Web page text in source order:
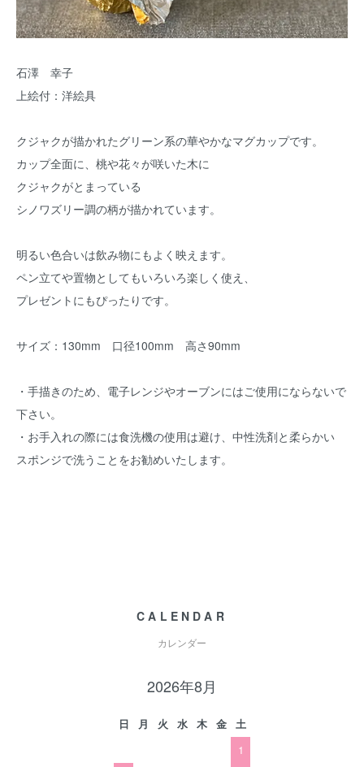
石澤 幸子
上絵付：洋絵具
クジャクが描かれたグリーン系の華やかなマグカップです。
カップ全面に、桃や花々が咲いた木に
クジャクがとまっている
シノワズリー調の柄が描かれています。
明るい色合いは飲み物にもよく映えます。
ペン立てや置物としてもいろいろ楽しく使え、
プレゼントにもぴったりです。
サイズ：130mm 口径100mm 高さ90mm
・手描きのため、電子レンジやオーブンにはご使用にならないで
下さい。
・お手入れの際には食洗機の使用は避け、中性洗剤と柔らかい
スポンジで洗うことをお勧めいたします。
CALENDAR
カレンダー
2026年8月
日 月 火 水 木 金
土
1